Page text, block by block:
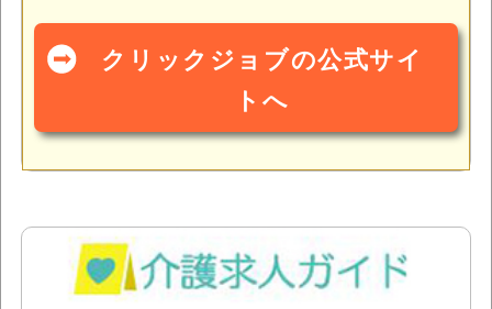
クリックジョブの公式サイ
トへ